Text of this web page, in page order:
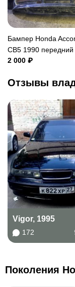
Бампер Honda
CB5 1990 передний
2 000 ₽
Отзывы
Vigor, 1995
172
Поколения